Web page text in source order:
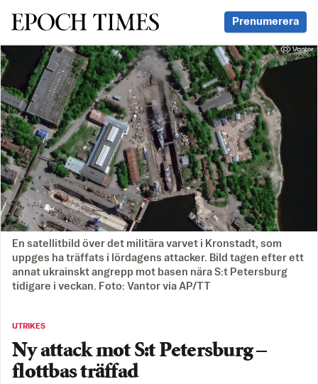
Svenska Epoch Times Prenumerera
En satellitbild över det militära varvet i Kronstadt, som
uppges ha träffats i lördagens attacker. Bild tagen efter ett
annat ukrainskt angrepp mot basen nära S:t Petersburg
tidigare i veckan. Foto: Vantor via AP/TT
UTRIKES
Ny attack mot S:t Petersburg –
flottbas träffad